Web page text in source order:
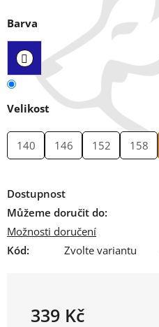
Barva
Velikost
140 146 152 158
Dostupnost
Můžeme doručit do:
Možnosti doručení
Kód:
Zvolte variantu
339 Kč